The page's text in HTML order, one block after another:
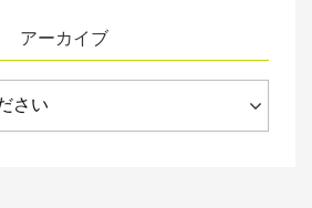
アーカイブ